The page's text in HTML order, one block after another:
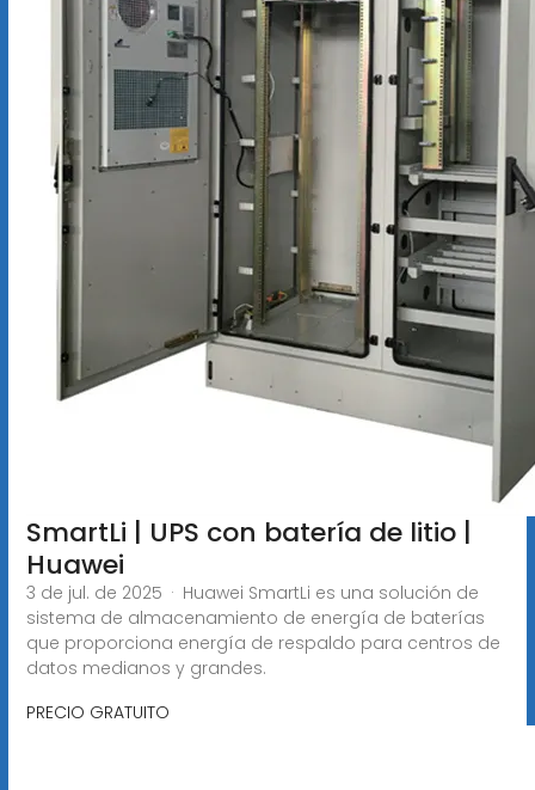
SmartLi | UPS con batería de litio |
Huawei
3 de jul. de 2025 · Huawei SmartLi es una solución de
sistema de almacenamiento de energía de baterías
que proporciona energía de respaldo para centros de
datos medianos y grandes.
PRECIO GRATUITO